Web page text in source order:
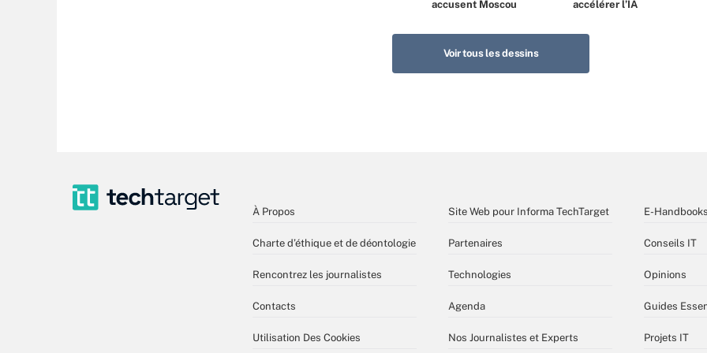
accusent Moscou
accélérer l’IA
Voir tous les dessins
À Propos
Charte d’éthique et de déontologie
Rencontrez les journalistes
Contacts
Utilisation Des Cookies
Site Web pour Informa TechTarget
Partenaires
Technologies
Agenda
Nos Journalistes et Experts
E-Handbooks
Conseils IT
Opinions
Guides
Projets IT